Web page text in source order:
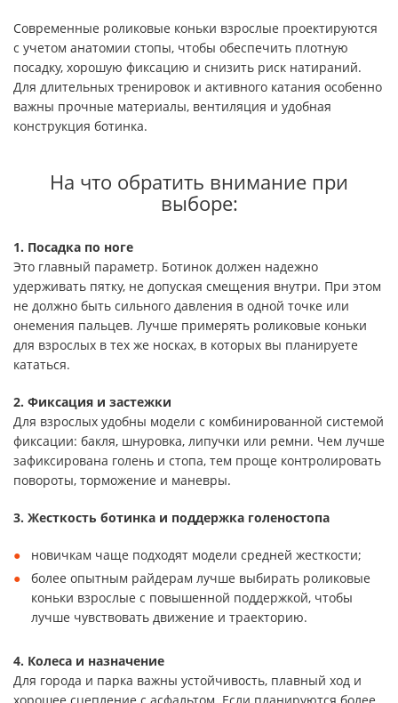
Современные роликовые коньки взрослые проектируются
с учетом анатомии стопы, чтобы обеспечить плотную
посадку, хорошую фиксацию и снизить риск натираний.
Для длительных тренировок и активного катания особенно
важны прочные материалы, вентиляция и удобная
конструкция ботинка.
На что обратить внимание при
выборе:
1. Посадка по ноге
Это главный параметр. Ботинок должен надежно
удерживать пятку, не допуская смещения внутри. При этом
не должно быть сильного давления в одной точке или
онемения пальцев. Лучше примерять роликовые коньки
для взрослых в тех же носках, в которых вы планируете
кататься.
2. Фиксация и застежки
Для взрослых удобны модели с комбинированной системой
фиксации: бакля, шнуровка, липучки или ремни. Чем лучше
зафиксирована голень и стопа, тем проще контролировать
повороты, торможение и маневры.
3. Жесткость ботинка и поддержка голеностопа
новичкам чаще подходят модели средней жесткости;
более опытным райдерам лучше выбирать роликовые
коньки взрослые с повышенной поддержкой, чтобы
лучше чувствовать движение и траекторию.
4. Колеса и назначение
Для города и парка важны устойчивость, плавный ход и